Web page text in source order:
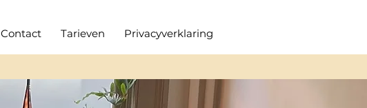
Contact Tarieven Privacyverklaring